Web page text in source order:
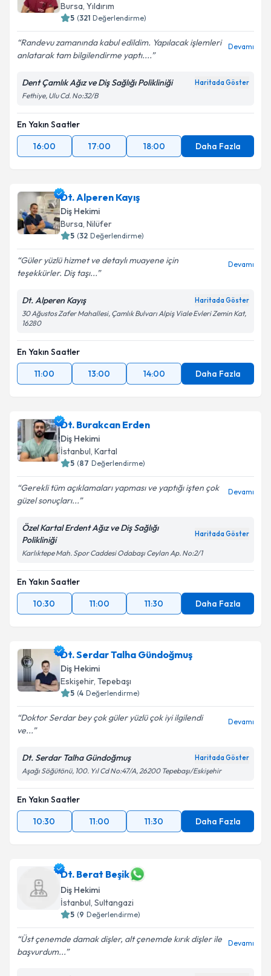
Bursa, Yıldırım
5 (321 Değerlendirme)
Randevu zamanında kabul edildim. Yapılacak işlemleri
anlatarak tam bilgilendirme yaptı....
Devamı
Dent Çamlık Ağız ve Diş Sağlığı Polikliniği Haritada Göster
Fethiye, Ulu Cd. No:32/B
En Yakın Saatler
16:00
17:00 18:00 Daha Fazla
Dt. Alperen Kayış
Diş Hekimi
Bursa, Nilüfer
5 (32 Değerlendirme)
Güler yüzlü hizmet ve detaylı muayene için
teşekkürler. Diş taşı...
Devamı
Dt. Alperen Kayış Haritada Göster
30 Ağustos Zafer Mahallesi, Çamlık Bulvarı Alpiş Viale Evleri Zemin Kat,
16280
En Yakın Saatler
11:00
13:00 14:00 Daha Fazla
Dt. Burakcan Erden
Diş Hekimi
İstanbul, Kartal
5 (87 Değerlendirme)
Gerekli tüm açıklamaları yapması ve yaptığı işten çok
güzel sonuçları...
Devamı
Özel Kartal Erdent Ağız ve Diş Sağlığı
Polikliniği
Haritada Göster
Karlıktepe Mah. Spor Caddesi Odabaşı Ceylan Ap. No:2/1
En Yakın Saatler
10:30
11:00 11:30 Daha Fazla
Dt. Serdar Talha Gündoğmuş
Diş Hekimi
Eskişehir, Tepebaşı
5 (4 Değerlendirme)
Doktor Serdar bey çok güler yüzlü çok iyi ilgilendi
ve...
Devamı
Dt. Serdar Talha Gündoğmuş Haritada Göster
Aşağı Söğütönü, 100. Yıl Cd No:47/A, 26200 Tepebaşı/Eskişehir
En Yakın Saatler
10:30
11:00 11:30 Daha Fazla
Dt. Berat Beşik
Diş Hekimi
İstanbul, Sultangazi
5 (9 Değerlendirme)
Üst çenemde damak dişler, alt çenemde kırık dişler ile
başvurdum...
Devamı